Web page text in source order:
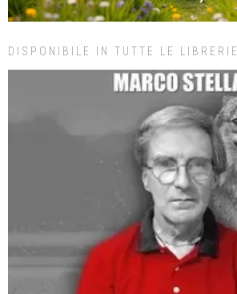
DISPONIBILE IN TUTTE LE LIBRERIE